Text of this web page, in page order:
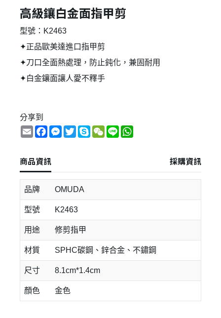
高級鑲白金面指甲剪
型號：K2463
✦正品歐美達進口指甲剪
✦刀口全面熱處理，防止鈍化，兼固耐用
✦白金鑲面讓人愛不釋手
分享到
EmailFacebook
Messenger
TwitterSkypeWeChat
Line
商品資訊 採購資訊
品牌 OMUDA
型號 K2463
用途 修剪指甲
材質 SPHC碳鋼、鋅合金、不鏽鋼
尺寸 8.1cm*1.4cm
顏色 金色